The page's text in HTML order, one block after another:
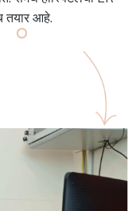
तयार आहे.